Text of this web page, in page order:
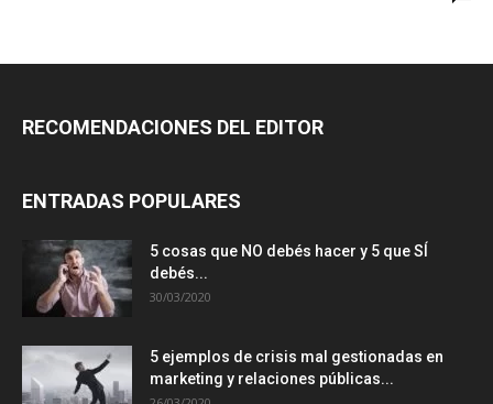
RECOMENDACIONES DEL EDITOR
ENTRADAS POPULARES
5 cosas que NO debés hacer y 5 que SÍ
debés...
30/03/2020
5 ejemplos de crisis mal gestionadas en
marketing y relaciones públicas...